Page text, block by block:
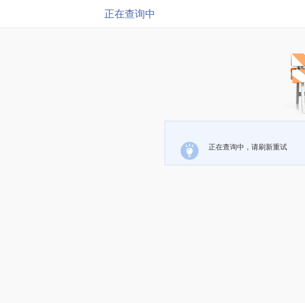
正在查询中
正在查询中，请刷新重试